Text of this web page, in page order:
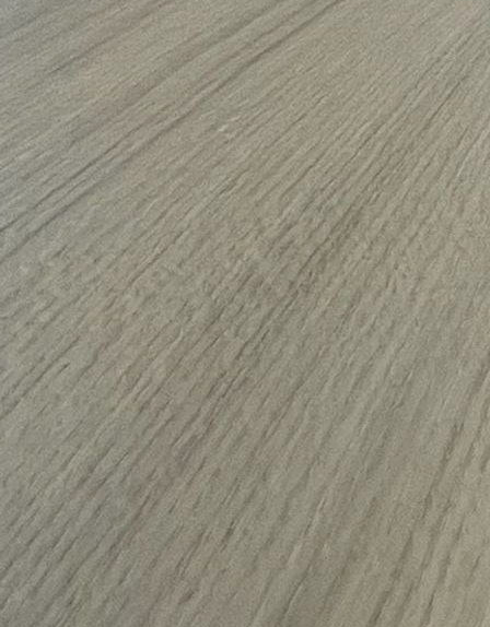
Detail Kinderbett